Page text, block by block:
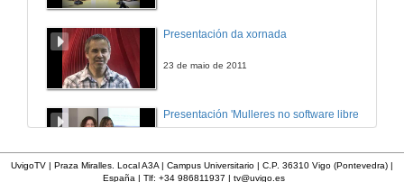
Presentación da xornada
23 de maio de 2011
Presentación 'Mulleres no software libre'
UvigoTV | Praza Miralles. Local A3A | Campus Universitario | C.P. 36310 Vigo (Pontevedra) |
España | Tlf: +34 986811937 | tv@uvigo.es